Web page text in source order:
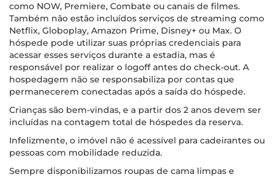
como NOW, Premiere, Combate ou canais de filmes.
Também não estão incluídos serviços de streaming como
Netflix, Globoplay, Amazon Prime, Disney+ ou Max. O
hóspede pode utilizar suas próprias credenciais para
acessar esses serviços durante a estadia, mas é
responsável por realizar o logoff antes do check-out. A
hospedagem não se responsabiliza por contas que
permanecerem conectadas após a saída do hóspede.
Crianças são bem-vindas, e a partir dos 2 anos devem ser
incluídas na contagem total de hóspedes da reserva.
Infelizmente, o imóvel não é acessível para cadeirantes ou
pessoas com mobilidade reduzida.
Sempre disponibilizamos roupas de cama limpas e